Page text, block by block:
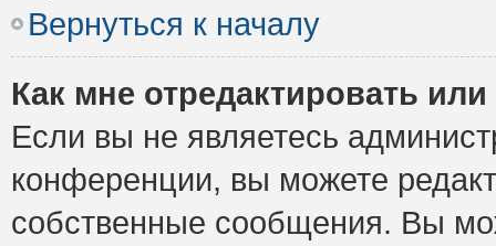
Вернуться к началу
Как мне отредактировать
Если вы не являетесь
конференции, вы можете
собственные сообщения. Вы